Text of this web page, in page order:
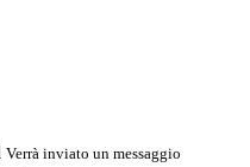
Verrà inviato un messaggio